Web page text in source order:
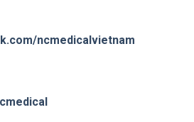
ncmedicalvietnam